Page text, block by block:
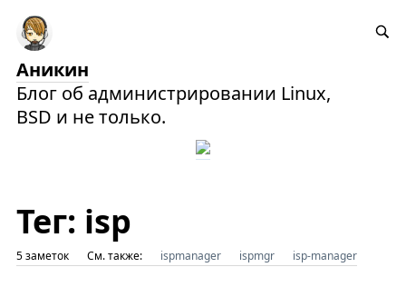
Аникин
Блог об администрировании Linux,
BSD и не только.
Тег: isp
5 заметок См. также: ispmanager ispmgr isp-manager